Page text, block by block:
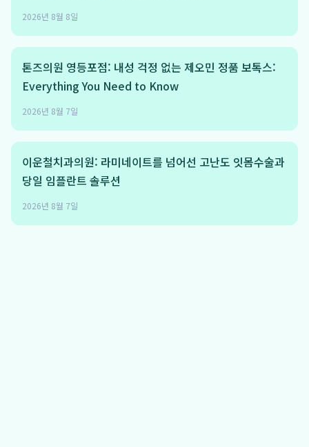
2026년 8월 8일
톤즈의원 영등포점: 내성 걱정 없는 제오민 정품 보톡스:
Everything You Need to Know
2026년 8월 7일
이운철치과의원: 라미네이트를 넘어선 고난도 잇몸수술과
당일 임플란트 솔루션
2026년 8월 7일